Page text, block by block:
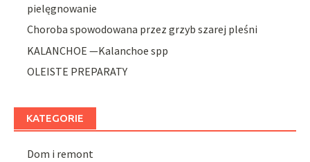
pielęgnowanie
Choroba spowodowana przez grzyb szarej pleśni
KALANCHOE —Kalanchoe spp
OLEISTE PREPARATY
KATEGORIE
Dom i remont